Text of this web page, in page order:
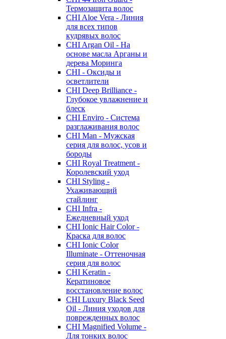
Термозащита волос
CHI Aloe Vera - Линия
для всех типов
кудрявых волос
CHI Argan Oil - На
основе масла Арганы и
дерева Моринга
CHI - Оксиды и
осветлители
CHI Deep Brilliance -
Глубокое увлажнение и
блеск
CHI Enviro - Система
разглаживания волос
CHI Man - Мужская
серия для волос, усов и
бороды
CHI Royal Treatment -
Королевский уход
CHI Styling -
Ухаживающий
стайлинг
CHI Infra -
Ежедневный уход
CHI Ionic Hair Color -
Краска для волос
CHI Ionic Color
Illuminate - Оттеночная
серия для волос
CHI Keratin -
Кератиновое
восстановление волос
CHI Luxury Black Seed
Oil - Линия уходов для
поврежденных волос
CHI Magnified Volume -
Для тонких волос